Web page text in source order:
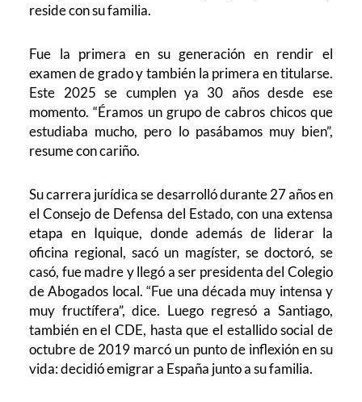
reside con su familia.
Fue la primera en su generación en rendir el
examen de grado y también la primera en titularse.
Este 2025 se cumplen ya 30 años desde ese
momento. “Éramos un grupo de cabros chicos que
estudiaba mucho, pero lo pasábamos muy bien”,
resume con cariño.
Su carrera jurídica se desarrolló durante 27 años en
el Consejo de Defensa del Estado, con una extensa
etapa en Iquique, donde además de liderar la
oficina regional, sacó un magíster, se doctoró, se
casó, fue madre y llegó a ser presidenta del Colegio
de Abogados local. “Fue una década muy intensa y
muy fructífera”, dice. Luego regresó a Santiago,
también en el CDE, hasta que el estallido social de
octubre de 2019 marcó un punto de inflexión en su
vida: decidió emigrar a España junto a su familia.